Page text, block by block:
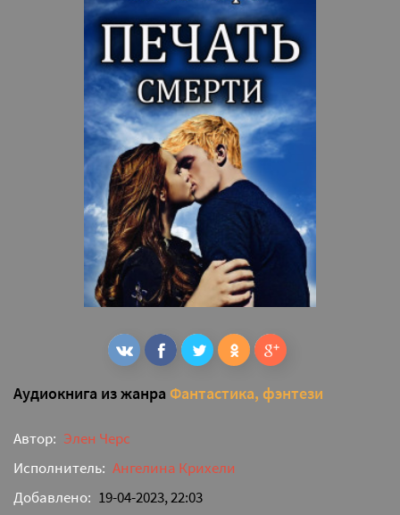
Аудиокнига из жанра Фантастика, фэнтези
Автор: Элен Черс
Исполнитель: Ангелина Крихели
Добавлено: 19-04-2023, 22:03